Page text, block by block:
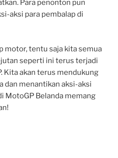
Para penonton pun
aksi para pembalap di
motor, tentu saja kita semua
seperti ini terus terjadi
Kita akan terus mendukung
dan menantikan aksi-aksi
MotoGP Belanda memang